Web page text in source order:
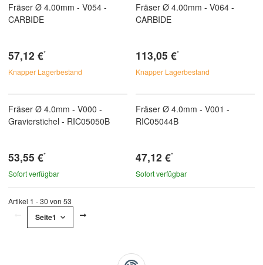
Fräser Ø 4.00mm - V054 -
CARBIDE
57,12 €*
Knapper Lagerbestand
Fräser Ø 4.00mm - V064 -
CARBIDE
113,05 €*
Knapper Lagerbestand
Fräser Ø 4.0mm - V000 -
Gravierstichel - RIC05050B
53,55 €*
Sofort verfügbar
Fräser Ø 4.0mm - V001 -
RIC05044B
47,12 €*
Sofort verfügbar
Artikel 1 - 30 von 53
Seite1